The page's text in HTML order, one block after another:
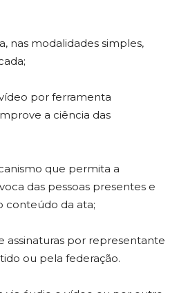
nas modalidades simples,
por ferramenta
a ciência das
que permita a
das pessoas presentes e
conteúdo da ata;
assinaturas por representante
ou pela federação.